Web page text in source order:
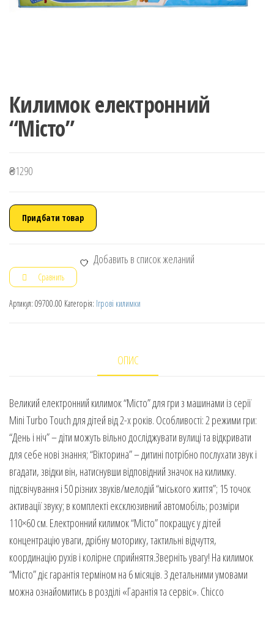
Килимок електронний
“Місто”
₴1290
Придбати товар
Добавить в список желаний
Сравнить
Артикул: 09700.00 Категорія: Ігрові килимки
ОПИС
Великий електронний килимок “Місто” для гри з машинами із серії
Mini Turbo Touch для дітей від 2-х років. Особливості: 2 режими гри:
“День і ніч” – діти можуть вільно досліджувати вулиці та відкривати
для себе нові знання; “Вікторина” – дитині потрібно послухати звук і
вгадати, звідки він, натиснувши відповідний значок на килимку.
підсвічування і 50 різних звуків/мелодій “міського життя”; 15 точок
активації звуку; в комплекті ексклюзивний автомобіль; розміри
110×60 см. Електронний килимок “Місто” покращує у дітей
концентрацію уваги, дрібну моторику, тактильні відчуття,
координацію рухів і колірне сприйняття.Зверніть увагу! На килимок
“Місто” діє гарантія терміном на 6 місяців. З детальними умовами
можна ознайомитись в розділі «Гарантія та сервіс». Chicco